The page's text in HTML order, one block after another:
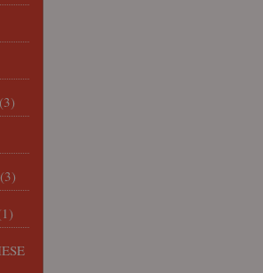
(3)
(3)